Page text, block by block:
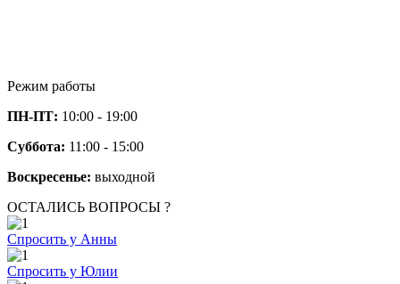
Режим работы
ПН-ПТ: 10:00 - 19:00
Суббота: 11:00 - 15:00
Воскресенье: выходной
ОСТАЛИСЬ ВОПРОСЫ ?
Спросить у Анны
Спросить у Юлии